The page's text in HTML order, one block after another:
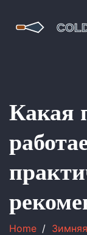
Какая
Home